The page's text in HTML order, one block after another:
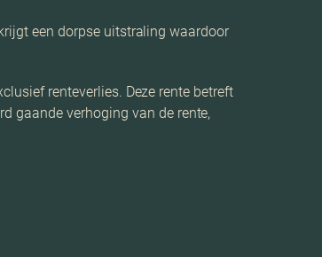
een dorpse uitstraling waardoor
renteverlies. Deze rente betreft
gaande verhoging van de rente,